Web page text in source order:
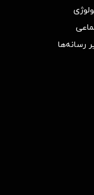
رسانه‌‌ها